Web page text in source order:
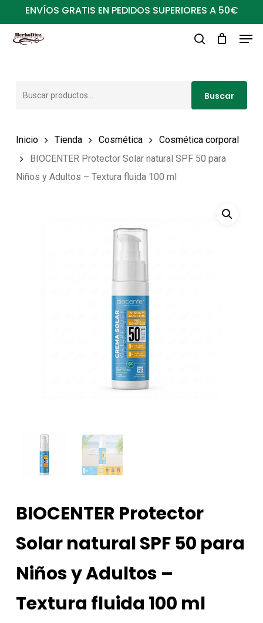
al
contenido
ENVÍOS GRATIS EN PEDIDOS SUPERIORES A 50€
Buscar
Inicio Tienda Cosmética
Cosmética corporal
BIOCENTER Protector Solar natural SPF 50 para
Niños y Adultos – Textura fluida 100 ml
BIOCENTER Protector
Solar natural SPF 50 para
Niños y Adultos –
Textura fluida 100 ml
Close